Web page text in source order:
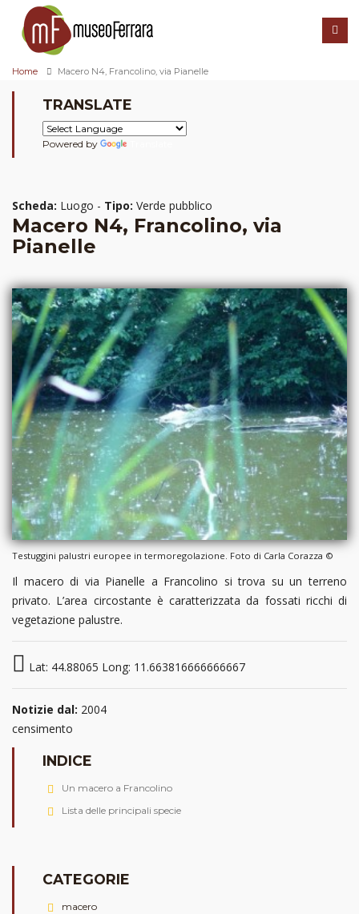
Home Macero N4, Francolino, via Pianelle
TRANSLATE
Powered by
Scheda: Luogo - Tipo: Verde pubblico
Macero N4, Francolino, via
Pianelle
Testuggini palustri europee in termoregolazione. Foto di Carla Corazza ©
Il macero di via Pianelle a Francolino si trova su un terreno
privato. L’area circostante è caratterizzata da fossati ricchi di
vegetazione palustre.
Lat: 44.88065 Long: 11.663816666666667
Notizie dal: 2004
censimento
INDICE
Un macero a Francolino
Lista delle principali specie
CATEGORIE
macero